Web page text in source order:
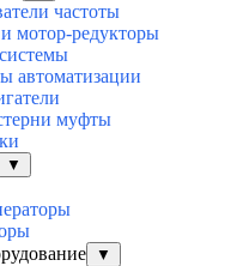
частоты
мотор-редукторы
автоматизации
муфты
▼
▼